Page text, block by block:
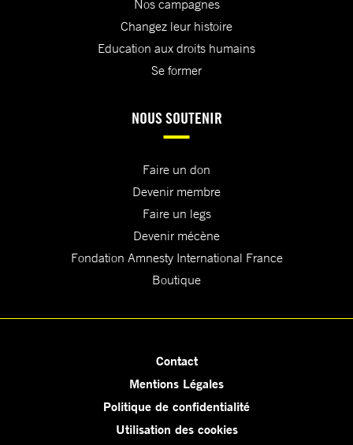
Nos campagnes
Changez leur histoire
Education aux droits humains
Se former
NOUS SOUTENIR
Faire un don
Devenir membre
Faire un legs
Devenir mécène
Fondation Amnesty International France
Boutique
Contact
Mentions Légales
Politique de confidentialité
Utilisation des cookies